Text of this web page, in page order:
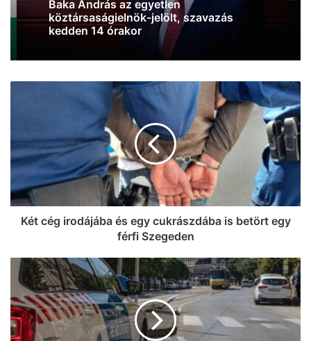
2026, augusztus 10. 10:33
Rendeződni látszik az energia-helyzet:
újra termelni kezd a Paksi Atomerőmű
hármas turbinája
Sűrű napok jönnek az
Országgyűlésben: TEK, pedagógusok
és az új államfő is napirenden
Két cég irodájába és egy cukrászdába is betört egy
férfi Szegeden